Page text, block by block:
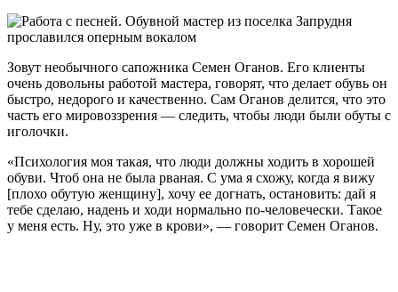
Зовут необычного сапожника Семен Оганов. Его клиенты
очень довольны работой мастера, говорят, что делает обувь он
быстро, недорого и качественно. Сам Оганов делится, что это
часть его мировоззрения — следить, чтобы люди были обуты с
иголочки.
«Психология моя такая, что люди должны ходить в хорошей
обуви. Чтоб она не была рваная. С ума я схожу, когда я вижу
[плохо обутую женщину], хочу ее догнать, остановить: дай я
тебе сделаю, надень и ходи нормально по-человечески. Такое
у меня есть. Ну, это уже в крови», — говорит Семен Оганов.